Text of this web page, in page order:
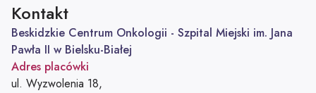
Kontakt
Beskidzkie Centrum Onkologii - Szpital Miejski im. Jana
Pawła II w Bielsku-Białej
Adres placówki
ul. Wyzwolenia 18,